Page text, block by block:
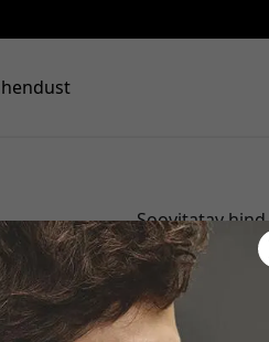
Soovitatav hind
59.99
Osta nüüd